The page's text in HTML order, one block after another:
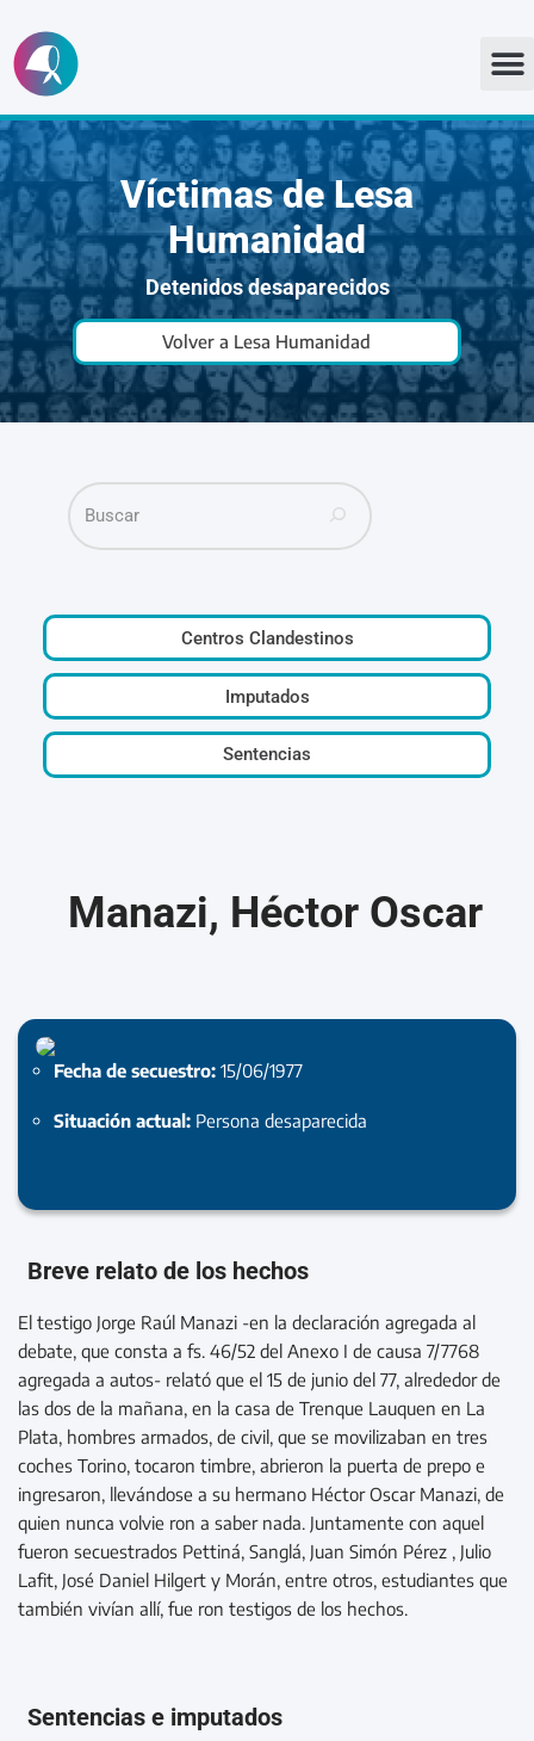
Ir
al
contenido
Víctimas de Lesa
Humanidad
Detenidos desaparecidos
Volver a Lesa Humanidad
Centros Clandestinos
Imputados
Sentencias
Manazi, Héctor Oscar
Fecha de secuestro: 15/06/1977
Situación actual: Persona desaparecida
Breve relato de los hechos
El testigo Jorge Raúl Manazi -en la declaración agregada al
debate, que consta a fs. 46/52 del Anexo I de causa 7/7768
agregada a autos- relató que el 15 de junio del 77, alrededor de
las dos de la mañana, en la casa de Trenque Lauquen en La
Plata, hombres armados, de civil, que se movilizaban en tres
coches Torino, tocaron timbre, abrieron la puerta de prepo e
ingresaron, llevándose a su hermano Héctor Oscar Manazi, de
quien nunca volvie ron a saber nada. Juntamente con aquel
fueron secuestrados Pettiná, Sanglá, Juan Simón Pérez , Julio
Lafit, José Daniel Hilgert y Morán, entre otros, estudiantes que
también vivían allí, fue ron testigos de los hechos.
Sentencias e imputados